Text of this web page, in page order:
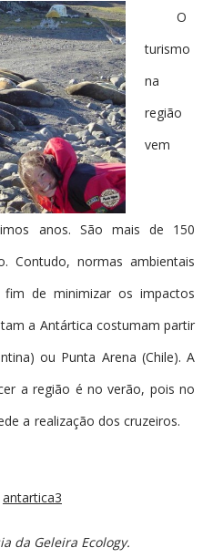
O
turismo
na
região
vem
anos. São mais de 150
Contudo, normas ambientais
fim de minimizar os impactos
a Antártica costumam partir
ou Punta Arena (Chile). A
a região é no verão, pois no
a realização dos cruzeiros.
da Geleira Ecology.